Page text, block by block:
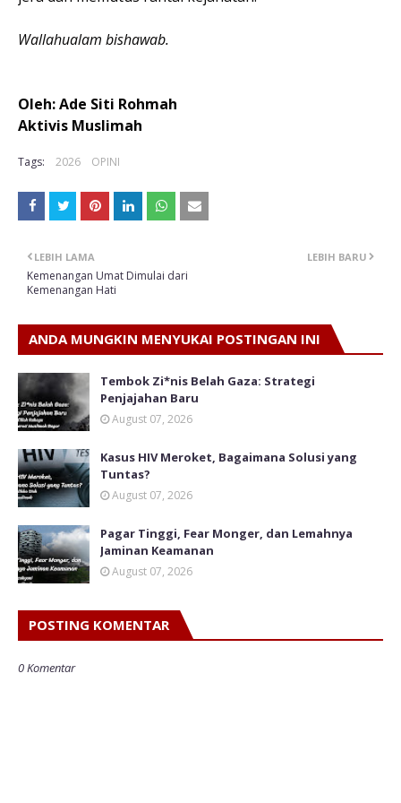
Wallahualam bishawab.
Oleh: Ade Siti Rohmah
Aktivis Muslimah
Tags: 2026 OPINI
LEBIH BARU
LEBIH LAMA
Kemenangan Umat Dimulai dari
Kemenangan Hati
ANDA MUNGKIN MENYUKAI POSTINGAN INI
Tembok Zi*nis Belah Gaza: Strategi
Penjajahan Baru
August 07, 2026
Kasus HIV Meroket, Bagaimana Solusi yang
Tuntas?
August 07, 2026
Pagar Tinggi, Fear Monger, dan Lemahnya
Jaminan Keamanan
August 07, 2026
POSTING KOMENTAR
0 Komentar